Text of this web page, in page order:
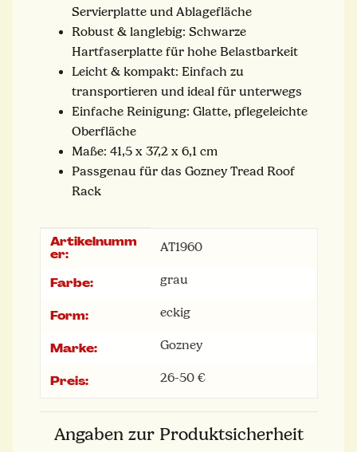
Servierplatte und Ablagefläche
Robust & langlebig: Schwarze
Hartfaserplatte für hohe Belastbarkeit
Leicht & kompakt: Einfach zu
transportieren und ideal für unterwegs
Einfache Reinigung: Glatte, pflegeleichte
Oberfläche
Maße: 41,5 x 37,2 x 6,1 cm
Passgenau für das Gozney Tread Roof
Rack
Produkteigenschaft
Wert
Artikelnumm
er:
AT1960
Farbe: grau
Form: eckig
Marke: Gozney
Preis: 26-50 €
Angaben zur Produktsicherheit